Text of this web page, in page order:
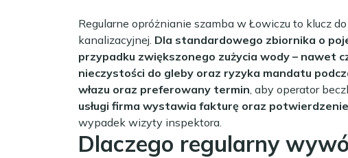
Regularne opróżnianie szamba w Łowiczu to klucz
kanalizacyjnej. Dla standardowego zbiornika o
przypadku zwiększonego zużycia wody – nawet
nieczystości do gleby oraz ryzyka mandatu
włazu oraz preferowany termin , aby operator
usługi firma wystawia fakturę oraz
wypadek wizyty inspektora.
Dlaczego regularny